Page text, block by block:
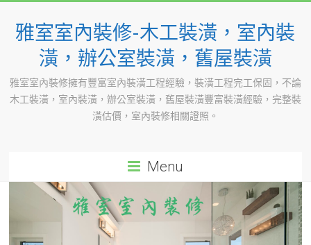
content
雅室室內裝修-木工裝潢，室內裝
潢，辦公室裝潢，舊屋裝潢
雅室室內裝修擁有豐富室內裝潢工程經驗，裝潢工程完工保固，不論
木工裝潢，室內裝潢，辦公室裝潢，舊屋裝潢豐富裝潢經驗，完整裝
潢估價，室內裝修相關證照。
Menu